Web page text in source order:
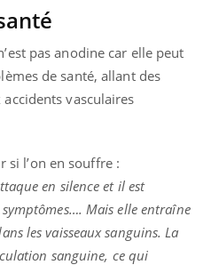
pas anodine car elle peut
de santé, allant des
vasculaires
si l’on en souffre :
en silence et il est
Mais elle entraîne
les vaisseaux sanguins. La
sanguine, ce qui